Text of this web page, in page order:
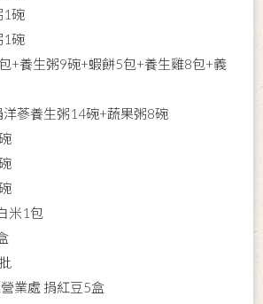
1碗
1碗
+養生粥9碗+蝦餅5包+養生雞8包+義
洋蔘養生粥14碗+蔬果粥8碗
米1包
業處 捐紅豆5盒